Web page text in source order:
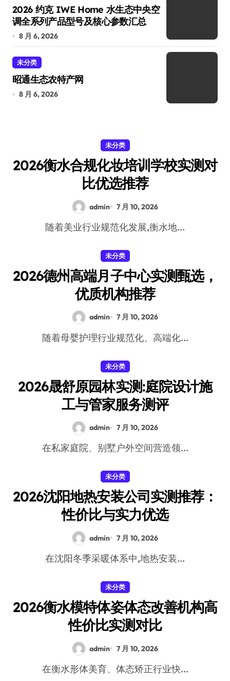
2026 约克 IWE Home 水生态中央空
调全系列产品型号及核心参数汇总
8 月 6, 2026
未分类
昭通生态农特产网
8 月 6, 2026
未分类
2026衡水合规化妆培训学校实测对
比优选推荐
admin 7 月 10, 2026
随着美业行业规范化发展,衡水地...
未分类
2026德州高端月子中心实测甄选，
优质机构推荐
admin 7 月 10, 2026
随着母婴护理行业规范化、高端化...
未分类
2026晟舒原园林实测:庭院设计施
工与管家服务测评
admin 7 月 10, 2026
在私家庭院、别墅户外空间营造领...
未分类
2026沈阳地热安装公司实测推荐：
性价比与实力优选
admin 7 月 10, 2026
在沈阳冬季采暖体系中,地热安装...
未分类
2026衡水模特体姿体态改善机构高
性价比实测对比
admin 7 月 10, 2026
在衡水形体美育、体态矫正行业快...